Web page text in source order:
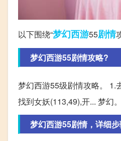
以下围绕“梦幻西游55剧情
梦幻西游55剧情攻略?
梦幻西游55级剧情攻略。 1.
找到女妖(113,49),开... 梦幻。
梦幻西游55剧情，详细